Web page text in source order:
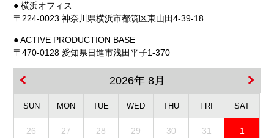
● 横浜オフィス
〒224-0023 神奈川県横浜市都筑区東山田4-39-18
● ACTIVE PRODUCTION BASE
〒470-0128 愛知県日進市浅田平子1-370
2026年 8月
SUN MON TUE WED THU FRI SAT
26 27 28 29 30 31 1